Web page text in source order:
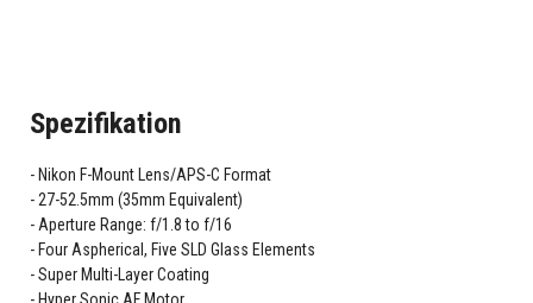
Spezifikation
Nikon F-Mount Lens/APS-C Format
27-52.5mm (35mm Equivalent)
Aperture Range: f/1.8 to f/16
Four Aspherical, Five SLD Glass Elements
Super Multi-Layer Coating